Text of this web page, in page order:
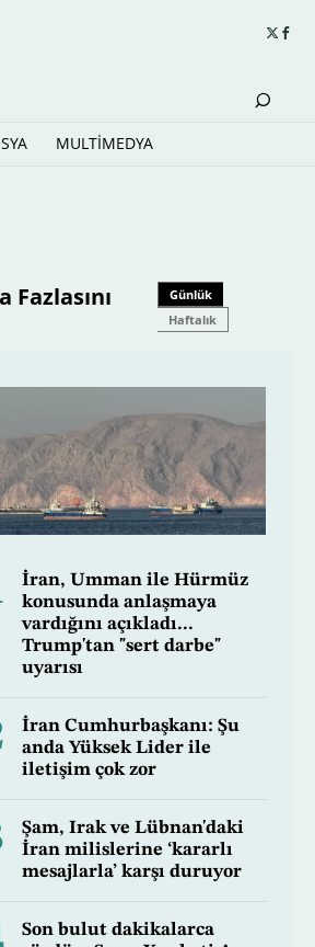
MULTİMEDYA
Fazlasını
Günlük
Haftalık
İran, Umman ile Hürmüz
konusunda anlaşmaya
vardığını açıkladı...
Trump'tan "sert darbe"
uyarısı
İran Cumhurbaşkanı: Şu
anda Yüksek Lider ile
iletişim çok zor
Şam, Irak ve Lübnan'daki
İran milislerine ‘kararlı
mesajlarla’ karşı duruyor
Son bulut dakikalarca